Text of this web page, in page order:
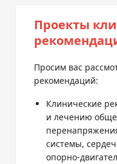
Проекты
Просим вас
рекомендаций:
Клинические
и лечению
системы,
опорно-